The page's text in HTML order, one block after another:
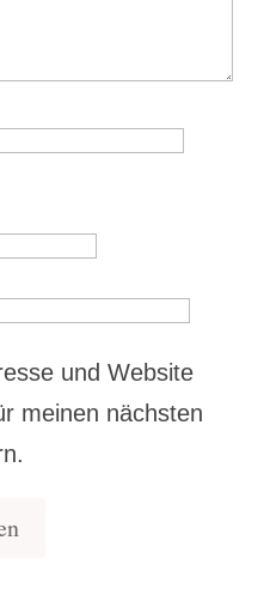
und Website
meinen nächsten